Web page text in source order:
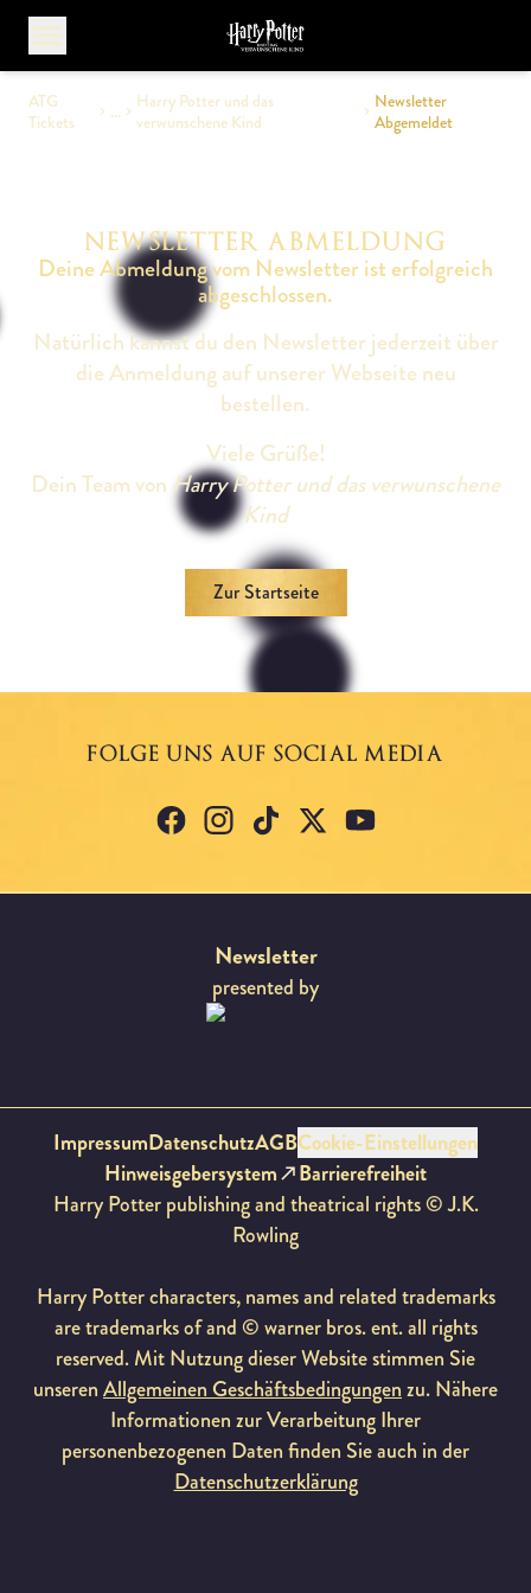
Menü öffnen
NEWSLETTER ABMELDUNG
Deine Abmeldung vom Newsletter ist erfolgreich
abgeschlossen.
Natürlich kannst du den Newsletter jederzeit über
die Anmeldung auf unserer Webseite neu
bestellen.
Viele Grüße!
Dein Team von Harry Potter und das verwunschene
Kind
Zur Startseite
ATG
Tickets
...
Harry Potter und das
verwunschene Kind
Newsletter
Abgemeldet
FOLGE UNS AUF SOCIAL MEDIA
facebookInstagram
tiktokX YouTube
Newsletter
presented by
ImpressumDatenschutzAGBCookie-Einstellungen
Hinweisgebersystem
Barrierefreiheit
Harry Potter publishing and theatrical rights © J.K.
Rowling
Harry Potter characters, names and related trademarks
are trademarks of and © warner bros. ent. all rights
reserved. Mit Nutzung dieser Website stimmen Sie
unserenAllgemeinen Geschäftsbedingungenzu. Nähere
Informationen zur Verarbeitung Ihrer
personenbezogenen Daten finden Sie auch in der
Datenschutzerklärung